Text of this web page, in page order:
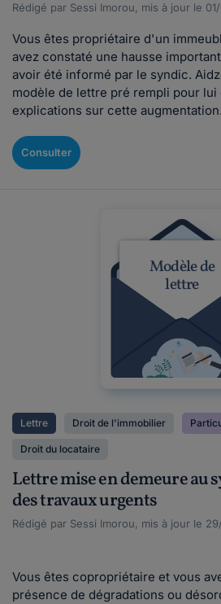
Rédigé par Sessi Imorou, mis à jour le
Vous êtes propriétaire d'un
avez constaté une hausse
avoir été informé par le syndic.
modèle de lettre pré rempli pour lui
explications sur cette
Consulter
Modèle de
lettre
Lettre Droit de l'immobilier
Droit du locataire
Lettre mise en demeure au
des travaux urgents
Rédigé par Sessi Imorou, mis à jour le
Vous êtes copropriétaire et vous
présence de dégradations ou